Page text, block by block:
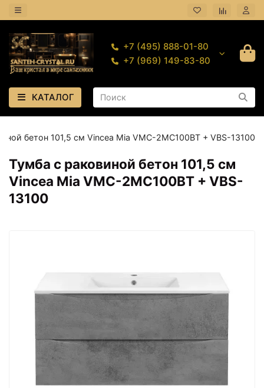
+7 (495) 888-01-80
+7 (969) 149-83-80
КАТАЛОГ
бетон 101,5 см Vincea Mia VMC-2MC100BT + VBS-13100
Тумба с раковиной бетон 101,5 см
Vincea Mia VMC-2MC100BT + VBS-
13100